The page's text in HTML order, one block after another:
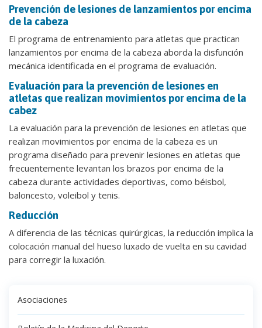
Prevención de lesiones de lanzamientos por encima
de la cabeza
El programa de entrenamiento para atletas que practican
lanzamientos por encima de la cabeza aborda la disfunción
mecánica identificada en el programa de evaluación.
Evaluación para la prevención de lesiones en
atletas que realizan movimientos por encima de la
cabez
La evaluación para la prevención de lesiones en atletas que
realizan movimientos por encima de la cabeza es un
programa diseñado para prevenir lesiones en atletas que
frecuentemente levantan los brazos por encima de la
cabeza durante actividades deportivas, como béisbol,
baloncesto, voleibol y tenis.
Reducción
A diferencia de las técnicas quirúrgicas, la reducción implica la
colocación manual del hueso luxado de vuelta en su cavidad
para corregir la luxación.
Asociaciones